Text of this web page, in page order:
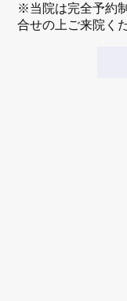
※当院は完全予約
合せの上ご来院く